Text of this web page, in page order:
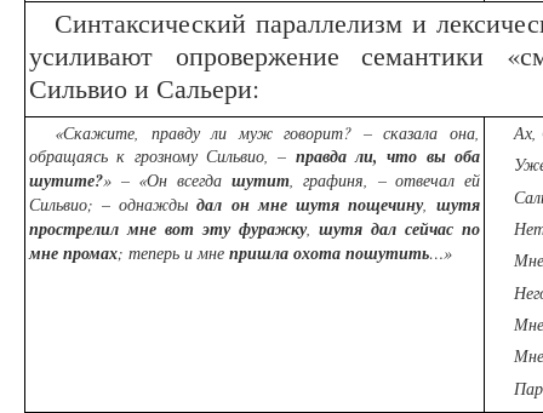
Синтаксический параллелизм и
усиливают опровержение семантики
Сильвио и Сальери:
«Скажите, правду ли муж говорит? – сказала она,
обращаясь к грозному Сильвио, – правда ли, что вы оба
шутите?» – «Он всегда шутит, графиня, – отвечал ей
Сильвио; – однаждыдал он мне шутя пощечину, шутя
прострелил мне вот эту фуражку,шутя дал сейчас по
мне промах; теперь и мне пришла охота пошутить…»
Ах,